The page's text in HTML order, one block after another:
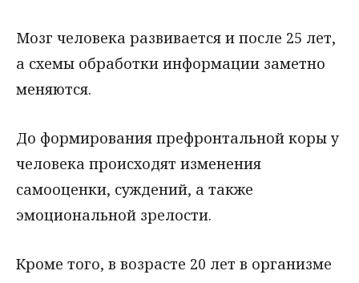
Мозг человека развивается и после 25 лет,
а схемы обработки информации заметно
меняются.
До формирования префронтальной коры у
человека происходят изменения
самооценки, суждений, а также
эмоциональной зрелости.
Кроме того, в возрасте 20 лет в организме